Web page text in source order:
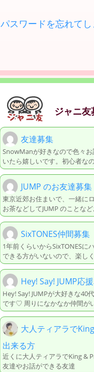
パスワードを忘れてし
ジャニ友
友達募集
SnowManが好きなので色々
いたら嬉しいです。初心者な
JUMP のお友達募集
東京近郊お住まいで、一緒に
お茶などしてJUMP のことな
SixTONES仲間募集
1年前くらいからSixTONESに
できる方がいないので、楽し
Hey! Say! JUMP応
Hey! Say! JUMPが大好きな40
です♡ 周りになかなか仲間が
大人ティアラで
出来る方
近くに大人ティアラでKing &
友達やお話ができる友達